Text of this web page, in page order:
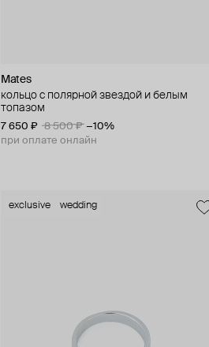
Mates
кольцо с полярной звездой и белым
топазом
7 650 ₽ 8 500 ₽ −10%
при оплате онлайн
exclusive wedding